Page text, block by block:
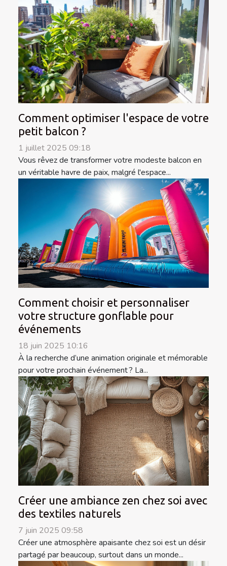
Comment optimiser l'espace de votre
petit balcon ?
1 juillet 2025 09:18
Vous rêvez de transformer votre modeste balcon en
un véritable havre de paix, malgré l'espace...
Comment choisir et personnaliser
votre structure gonflable pour
événements
18 juin 2025 10:16
À la recherche d’une animation originale et mémorable
pour votre prochain événement ? La...
Créer une ambiance zen chez soi avec
des textiles naturels
7 juin 2025 09:58
Créer une atmosphère apaisante chez soi est un désir
partagé par beaucoup, surtout dans un monde...